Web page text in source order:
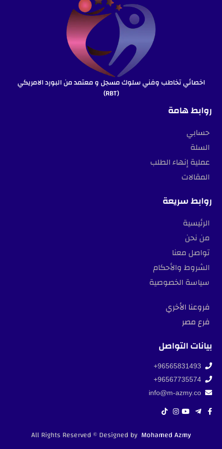
اخصائي تخاطب وفني سلوك مسجل و معتمد من البورد الامريكي
(RBT)
روابط هامة
حسابي
السلة
عملية إنهاء الطلب
المقالات
روابط سريعة
الرئيسية
من نحن
تواصل معنا
الشروط والأحكام
سياسة الخصوصية
فروعنا الأخري
فرع مصر
بيانات التواصل
96565831493+
96567735574+
info@m-azmy.co
All Rights Reserved © Designed by Mohamed Azmy